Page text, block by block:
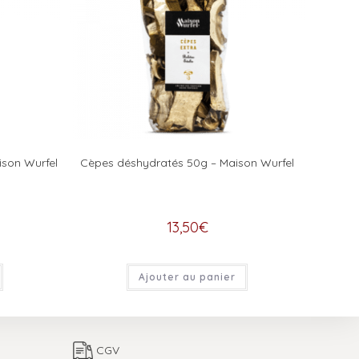
Wurfel Cèpes déshydratés 50g – Maison Wurfel
13,50€
Ajouter au panier
CGV